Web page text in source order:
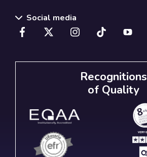
Social media
Recognitions
of Quality